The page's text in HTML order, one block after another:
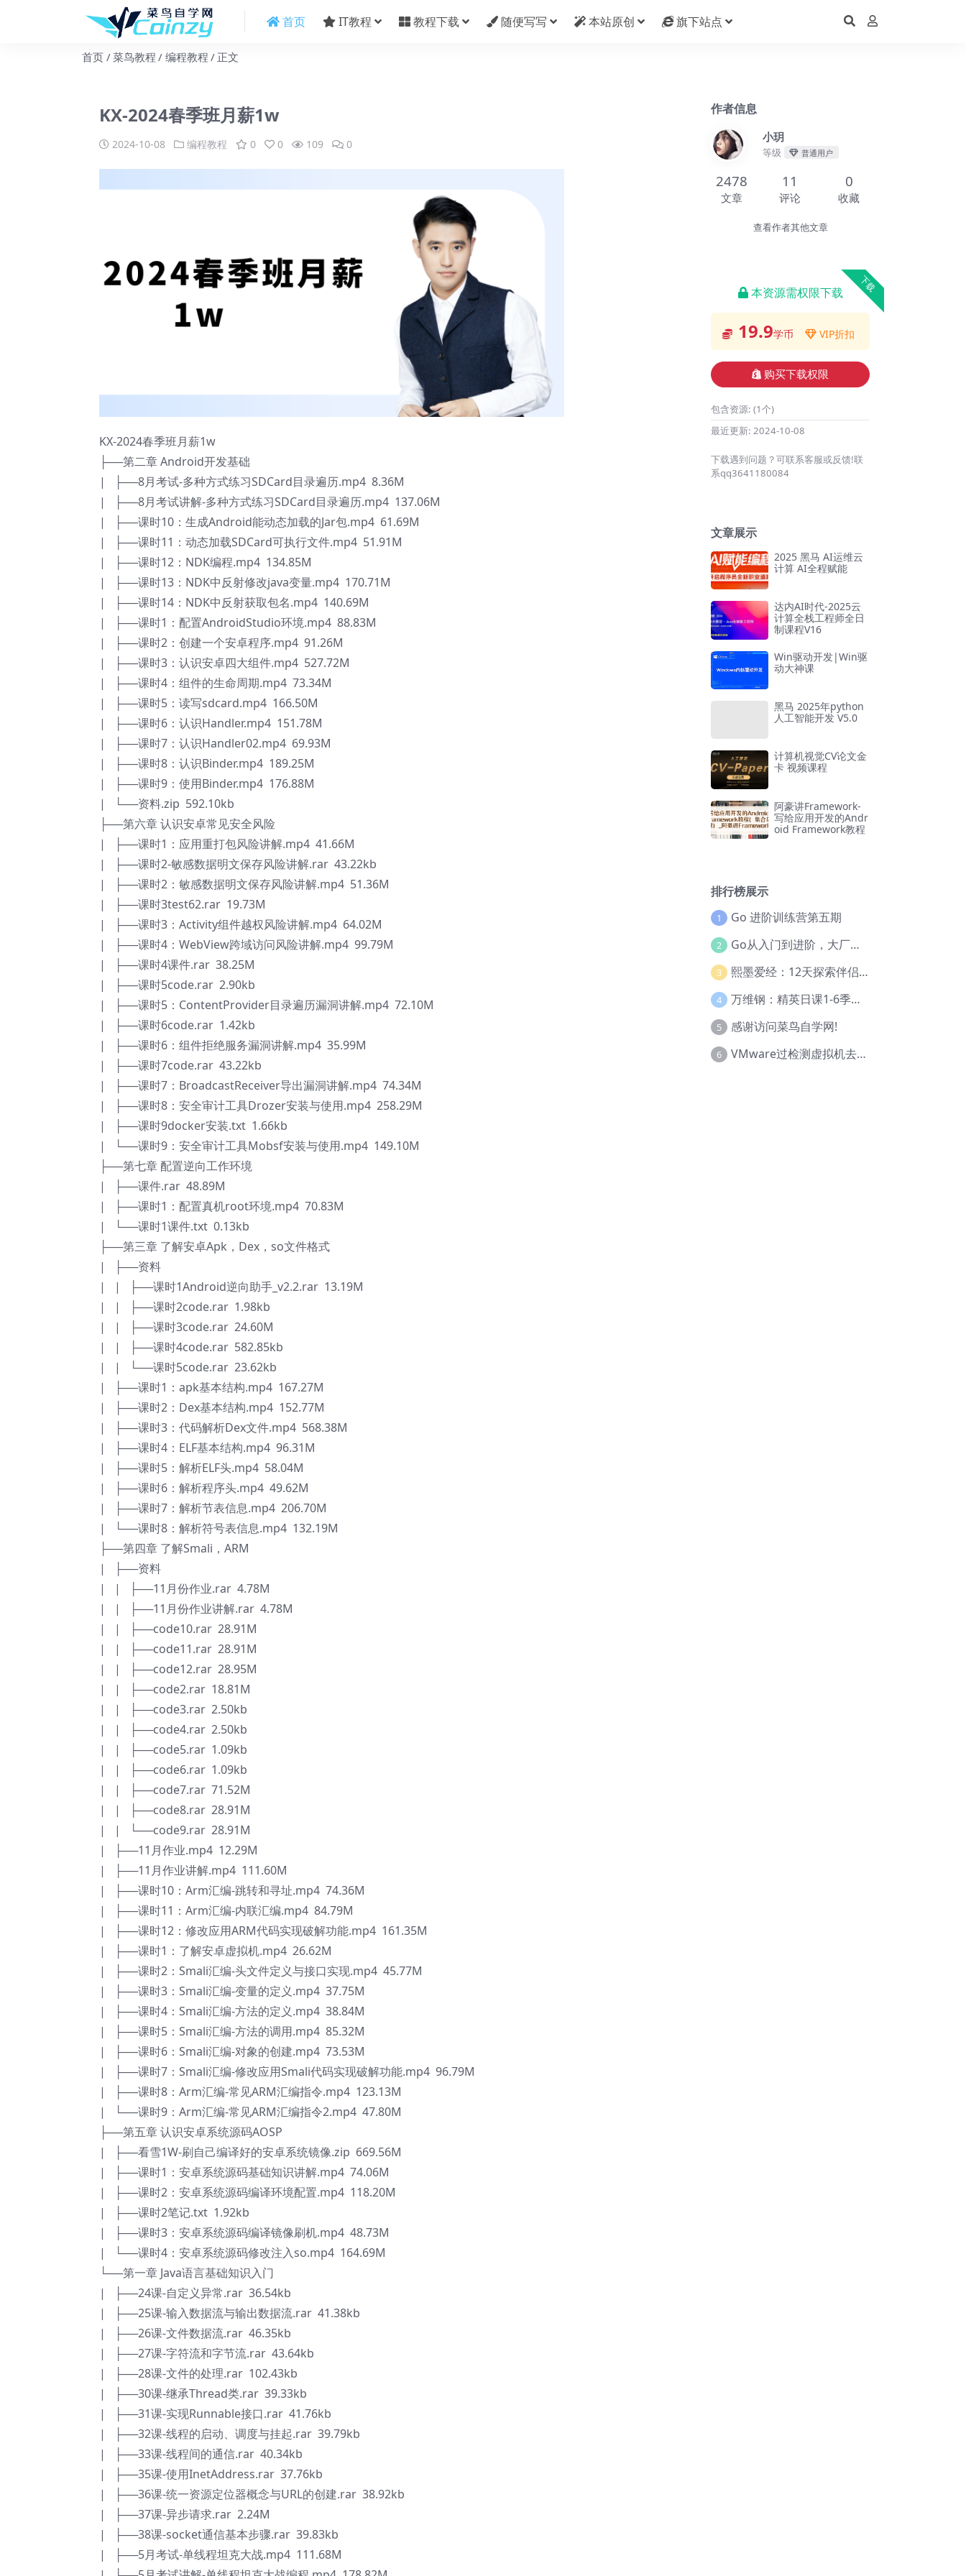
首页 IT教程 教程下载 随便写写 本站原创 旗下站点
首页 菜鸟教程 编程教程 正文
KX-2024春季班月薪1w
2024-10-08 编程教程 0 0 109 0
KX-2024春季班月薪1w
├──第二章 Android开发基础
| ├──8月考试-多种方式练习SDCard目录遍历.mp4 8.36M
| ├──8月考试讲解-多种方式练习SDCard目录遍历.mp4 137.06M
| ├──课时10：生成Android能动态加载的Jar包.mp4 61.69M
| ├──课时11：动态加载SDCard可执行文件.mp4 51.91M
| ├──课时12：NDK编程.mp4 134.85M
| ├──课时13：NDK中反射修改java变量.mp4 170.71M
| ├──课时14：NDK中反射获取包名.mp4 140.69M
| ├──课时1：配置AndroidStudio环境.mp4 88.83M
| ├──课时2：创建一个安卓程序.mp4 91.26M
| ├──课时3：认识安卓四大组件.mp4 527.72M
| ├──课时4：组件的生命周期.mp4 73.34M
| ├──课时5：读写sdcard.mp4 166.50M
| ├──课时6：认识Handler.mp4 151.78M
| ├──课时7：认识Handler02.mp4 69.93M
| ├──课时8：认识Binder.mp4 189.25M
| ├──课时9：使用Binder.mp4 176.88M
| └──资料.zip 592.10kb
├──第六章 认识安卓常见安全风险
| ├──课时1：应用重打包风险讲解.mp4 41.66M
| ├──课时2-敏感数据明文保存风险讲解.rar 43.22kb
| ├──课时2：敏感数据明文保存风险讲解.mp4 51.36M
| ├──课时3test62.rar 19.73M
| ├──课时3：Activity组件越权风险讲解.mp4 64.02M
| ├──课时4：WebView跨域访问风险讲解.mp4 99.79M
| ├──课时4课件.rar 38.25M
| ├──课时5code.rar 2.90kb
| ├──课时5：ContentProvider目录遍历漏洞讲解.mp4 72.10M
| ├──课时6code.rar 1.42kb
| ├──课时6：组件拒绝服务漏洞讲解.mp4 35.99M
| ├──课时7code.rar 43.22kb
| ├──课时7：BroadcastReceiver导出漏洞讲解.mp4 74.34M
| ├──课时8：安全审计工具Drozer安装与使用.mp4 258.29M
| ├──课时9docker安装.txt 1.66kb
| └──课时9：安全审计工具Mobsf安装与使用.mp4 149.10M
├──第七章 配置逆向工作环境
| ├──课件.rar 48.89M
| ├──课时1：配置真机root环境.mp4 70.83M
| └──课时1课件.txt 0.13kb
├──第三章 了解安卓Apk，Dex，so文件格式
| ├──资料
| | ├──课时1Android逆向助手_v2.2.rar 13.19M
| | ├──课时2code.rar 1.98kb
| | ├──课时3code.rar 24.60M
| | ├──课时4code.rar 582.85kb
| | └──课时5code.rar 23.62kb
| ├──课时1：apk基本结构.mp4 167.27M
| ├──课时2：Dex基本结构.mp4 152.77M
| ├──课时3：代码解析Dex文件.mp4 568.38M
| ├──课时4：ELF基本结构.mp4 96.31M
| ├──课时5：解析ELF头.mp4 58.04M
| ├──课时6：解析程序头.mp4 49.62M
| ├──课时7：解析节表信息.mp4 206.70M
| └──课时8：解析符号表信息.mp4 132.19M
├──第四章 了解Smali，ARM
| ├──资料
| | ├──11月份作业.rar 4.78M
| | ├──11月份作业讲解.rar 4.78M
| | ├──code10.rar 28.91M
| | ├──code11.rar 28.91M
| | ├──code12.rar 28.95M
| | ├──code2.rar 18.81M
| | ├──code3.rar 2.50kb
| | ├──code4.rar 2.50kb
| | ├──code5.rar 1.09kb
| | ├──code6.rar 1.09kb
| | ├──code7.rar 71.52M
| | ├──code8.rar 28.91M
| | └──code9.rar 28.91M
| ├──11月作业.mp4 12.29M
| ├──11月作业讲解.mp4 111.60M
| ├──课时10：Arm汇编-跳转和寻址.mp4 74.36M
| ├──课时11：Arm汇编-内联汇编.mp4 84.79M
| ├──课时12：修改应用ARM代码实现破解功能.mp4 161.35M
| ├──课时1：了解安卓虚拟机.mp4 26.62M
| ├──课时2：Smali汇编-头文件定义与接口实现.mp4 45.77M
| ├──课时3：Smali汇编-变量的定义.mp4 37.75M
| ├──课时4：Smali汇编-方法的定义.mp4 38.84M
| ├──课时5：Smali汇编-方法的调用.mp4 85.32M
| ├──课时6：Smali汇编-对象的创建.mp4 73.53M
| ├──课时7：Smali汇编-修改应用Smali代码实现破解功能.mp4 96.79M
| ├──课时8：Arm汇编-常见ARM汇编指令.mp4 123.13M
| └──课时9：Arm汇编-常见ARM汇编指令2.mp4 47.80M
├──第五章 认识安卓系统源码AOSP
| ├──看雪1W-刷自己编译好的安卓系统镜像.zip 669.56M
| ├──课时1：安卓系统源码基础知识讲解.mp4 74.06M
| ├──课时2：安卓系统源码编译环境配置.mp4 118.20M
| ├──课时2笔记.txt 1.92kb
| ├──课时3：安卓系统源码编译镜像刷机.mp4 48.73M
| └──课时4：安卓系统源码修改注入so.mp4 164.69M
└──第一章 Java语言基础知识入门
| ├──24课-自定义异常.rar 36.54kb
| ├──25课-输入数据流与输出数据流.rar 41.38kb
| ├──26课-文件数据流.rar 46.35kb
| ├──27课-字符流和字节流.rar 43.64kb
| ├──28课-文件的处理.rar 102.43kb
| ├──30课-继承Thread类.rar 39.33kb
| ├──31课-实现Runnable接口.rar 41.76kb
| ├──32课-线程的启动、调度与挂起.rar 39.79kb
| ├──33课-线程间的通信.rar 40.34kb
| ├──35课-使用InetAddress.rar 37.76kb
| ├──36课-统一资源定位器概念与URL的创建.rar 38.92kb
| ├──37课-异步请求.rar 2.24M
| ├──38课-socket通信基本步骤.rar 39.83kb
| ├──5月考试-单线程坦克大战.mp4 111.68M
作者信息
小玥
等级 普通用户
2478
文章
11
评论
0
收藏
查看作者其他文章
下载
本资源需权限下载
19.9学币 VIP折扣
购买下载权限
包含资源: (1个)
最近更新: 2024-10-08
下载遇到问题？可联系客服或反馈!联
系qq3641180084
文章展示
2025 黑马 AI运维云
计算 AI全程赋能
达内AI时代-2025云
计算全栈工程师全日
制课程V16
Win驱动开发|Win驱
动大神课
黑马 2025年python
人工智能开发 V5.0
计算机视觉CV论文金
卡 视频课程
阿豪讲Framework-
写给应用开发的Andr
oid Framework教程
排行榜展示
1 Go 进阶训练营第五期
2 Go从入门到进阶，大厂案例全流程实践(完结)
3 熙墨爱经：12天探索伴侣亲密度
4 万维钢：精英日课1-6季合集
5 感谢访问菜鸟自学网!
6 VMware过检测虚拟机去虚拟化教程(工具+基础+进阶)